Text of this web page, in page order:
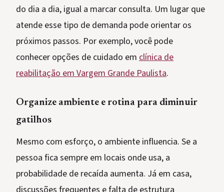
do dia a dia, igual a marcar consulta. Um lugar que
atende esse tipo de demanda pode orientar os
próximos passos. Por exemplo, você pode
conhecer opções de cuidado em clínica de
reabilitação em Vargem Grande Paulista.
Organize ambiente e rotina para diminuir
gatilhos
Mesmo com esforço, o ambiente influencia. Se a
pessoa fica sempre em locais onde usa, a
probabilidade de recaída aumenta. Já em casa,